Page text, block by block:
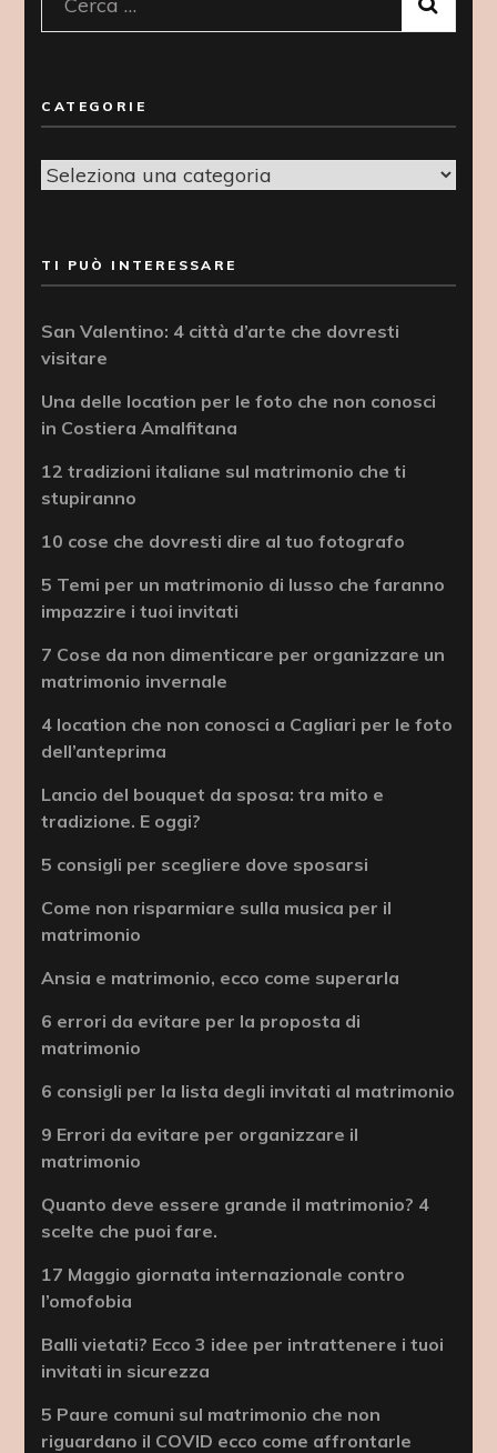
per:
CATEGORIE
Categorie
TI PUÒ INTERESSARE
San Valentino: 4 città d’arte che dovresti
visitare
Una delle location per le foto che non conosci
in Costiera Amalfitana
12 tradizioni italiane sul matrimonio che ti
stupiranno
10 cose che dovresti dire al tuo fotografo
5 Temi per un matrimonio di lusso che faranno
impazzire i tuoi invitati
7 Cose da non dimenticare per organizzare un
matrimonio invernale
4 location che non conosci a Cagliari per le foto
dell’anteprima
Lancio del bouquet da sposa: tra mito e
tradizione. E oggi?
5 consigli per scegliere dove sposarsi
Come non risparmiare sulla musica per il
matrimonio
Ansia e matrimonio, ecco come superarla
6 errori da evitare per la proposta di
matrimonio
6 consigli per la lista degli invitati al matrimonio
9 Errori da evitare per organizzare il
matrimonio
Quanto deve essere grande il matrimonio? 4
scelte che puoi fare.
17 Maggio giornata internazionale contro
l’omofobia
Balli vietati? Ecco 3 idee per intrattenere i tuoi
invitati in sicurezza
5 Paure comuni sul matrimonio che non
riguardano il COVID ecco come affrontarle